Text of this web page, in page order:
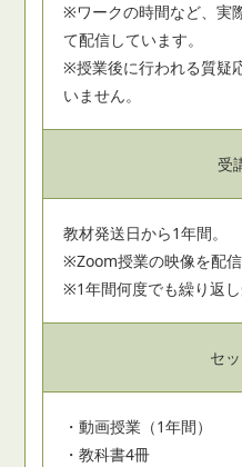
※ワークの時間など、実
て配信しています。
※授業後に行われる質疑
いません。
受
教材発送日から1年間。
※Zoom授業の映像を配信
※1年間何度でも繰り返し
セ
・動画授業（1年間）
・教科書4冊